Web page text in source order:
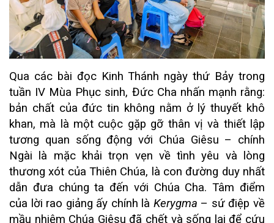
Qua các bài đọc Kinh Thánh ngày thứ Bảy trong
tuần IV Mùa Phục sinh, Đức Cha nhấn mạnh rằng:
bản chất của đức tin không nằm ở lý thuyết khô
khan, mà là một cuộc gặp gỡ thân vị và thiết lập
tương quan sống động với Chúa Giêsu – chính
Ngài là mặc khải trọn vẹn về tình yêu và lòng
thương xót của Thiên Chúa, là con đường duy nhất
dẫn đưa chúng ta đến với Chúa Cha. Tâm điểm
của lời rao giảng ấy chính là Kerygma – sứ điệp về
mầu nhiệm Chúa Giêsu đã chết và sống lại để cứu